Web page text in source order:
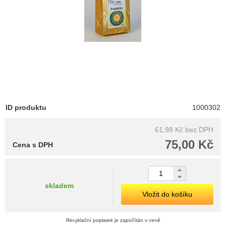
ID produktu 1000302
61,98 Kč bez DPH
75,00 Kč
Cena s DPH
skladem
Vložit do košíku
Recyklační poplatek je započítán v ceně